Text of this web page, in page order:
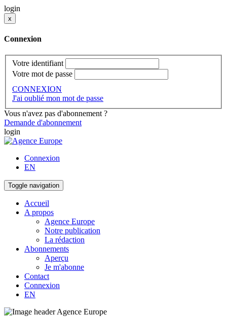
login
x
Connexion
Votre identifiant
Votre mot de passe
CONNEXION
J'ai oublié mon mot de passe
Vous n'avez pas d'abonnement ?
Demande d'abonnement
login
Connexion
EN
Toggle navigation
Accueil
A propos
Agence Europe
Notre publication
La rédaction
Abonnements
Aperçu
Je m'abonne
Contact
Connexion
EN